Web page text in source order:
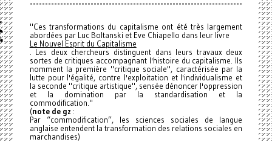
----------------------------------------------------------------------
"Ces transformations du capitalisme ont été très largement
abordées par Luc Boltanski et Eve Chiapello dans leur livre
Le Nouvel Esprit du Capitalisme
. Les deux chercheurs distinguent dans leurs travaux deux
sortes de critiques accompagnant l'histoire du capitalisme. Ils
nomment la première "critique sociale", caractérisée par la
lutte pour l'égalité, contre l'exploitation et l'individualisme et
la seconde "critique artistique", sensée dénoncer l'oppression
et la domination par la standardisation et la
commodification."
(note de gz :
Par “commodification”, les sciences sociales de langue
anglaise entendent la transformation des relations sociales en
marchandises)